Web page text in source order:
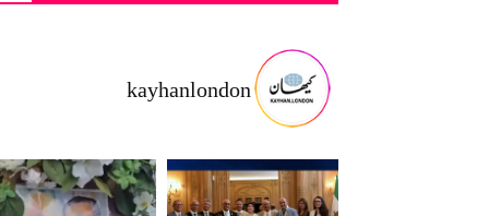
kayhanlondon
‏‏‏ ‏‏ ‏ دانمارک؛ یادبود دو پادشاه فقید پهلوی ج